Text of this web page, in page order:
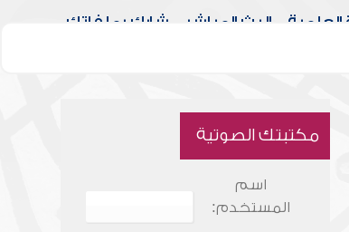
العلمية البث المباشر شارك بملفاتك
مكتبتك الصوتية
اسم
المستخدم: